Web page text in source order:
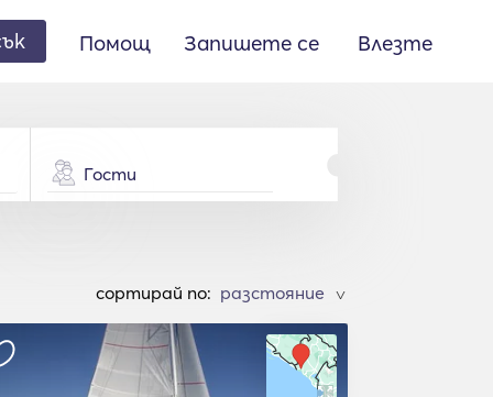
Помощ Запишете се Влезте
Гости
cортирай по: >